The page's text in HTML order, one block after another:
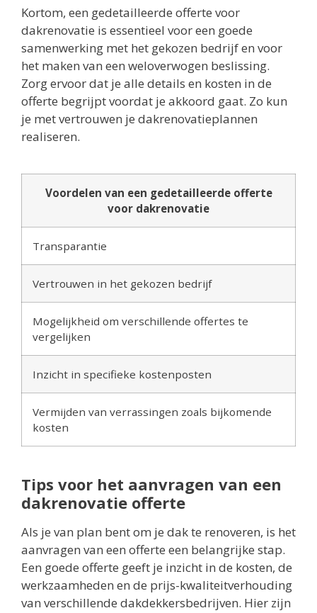
Kortom, een gedetailleerde offerte voor
dakrenovatie is essentieel voor een goede
samenwerking met het gekozen bedrijf en voor
het maken van een weloverwogen beslissing.
Zorg ervoor dat je alle details en kosten in de
offerte begrijpt voordat je akkoord gaat. Zo kun
je met vertrouwen je dakrenovatieplannen
realiseren.
Voordelen van een gedetailleerde offerte
voor dakrenovatie
Transparantie
Vertrouwen in het gekozen bedrijf
Mogelijkheid om verschillende offertes te
vergelijken
Inzicht in specifieke kostenposten
Vermijden van verrassingen zoals bijkomende
kosten
Tips voor het aanvragen van een
dakrenovatie offerte
Als je van plan bent om je dak te renoveren, is het
aanvragen van een offerte een belangrijke stap.
Een goede offerte geeft je inzicht in de kosten, de
werkzaamheden en de prijs-kwaliteitverhouding
van verschillende dakdekkersbedrijven. Hier zijn